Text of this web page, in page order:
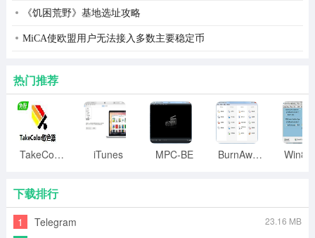
《饥困荒野》基地选址攻略
MiCA使欧盟用户无法接入多数主要稳定币
热门推荐
TakeColor取色器 iTunes MPC-BE BurnAware
下载排行
1 Telegram 23.16 MB